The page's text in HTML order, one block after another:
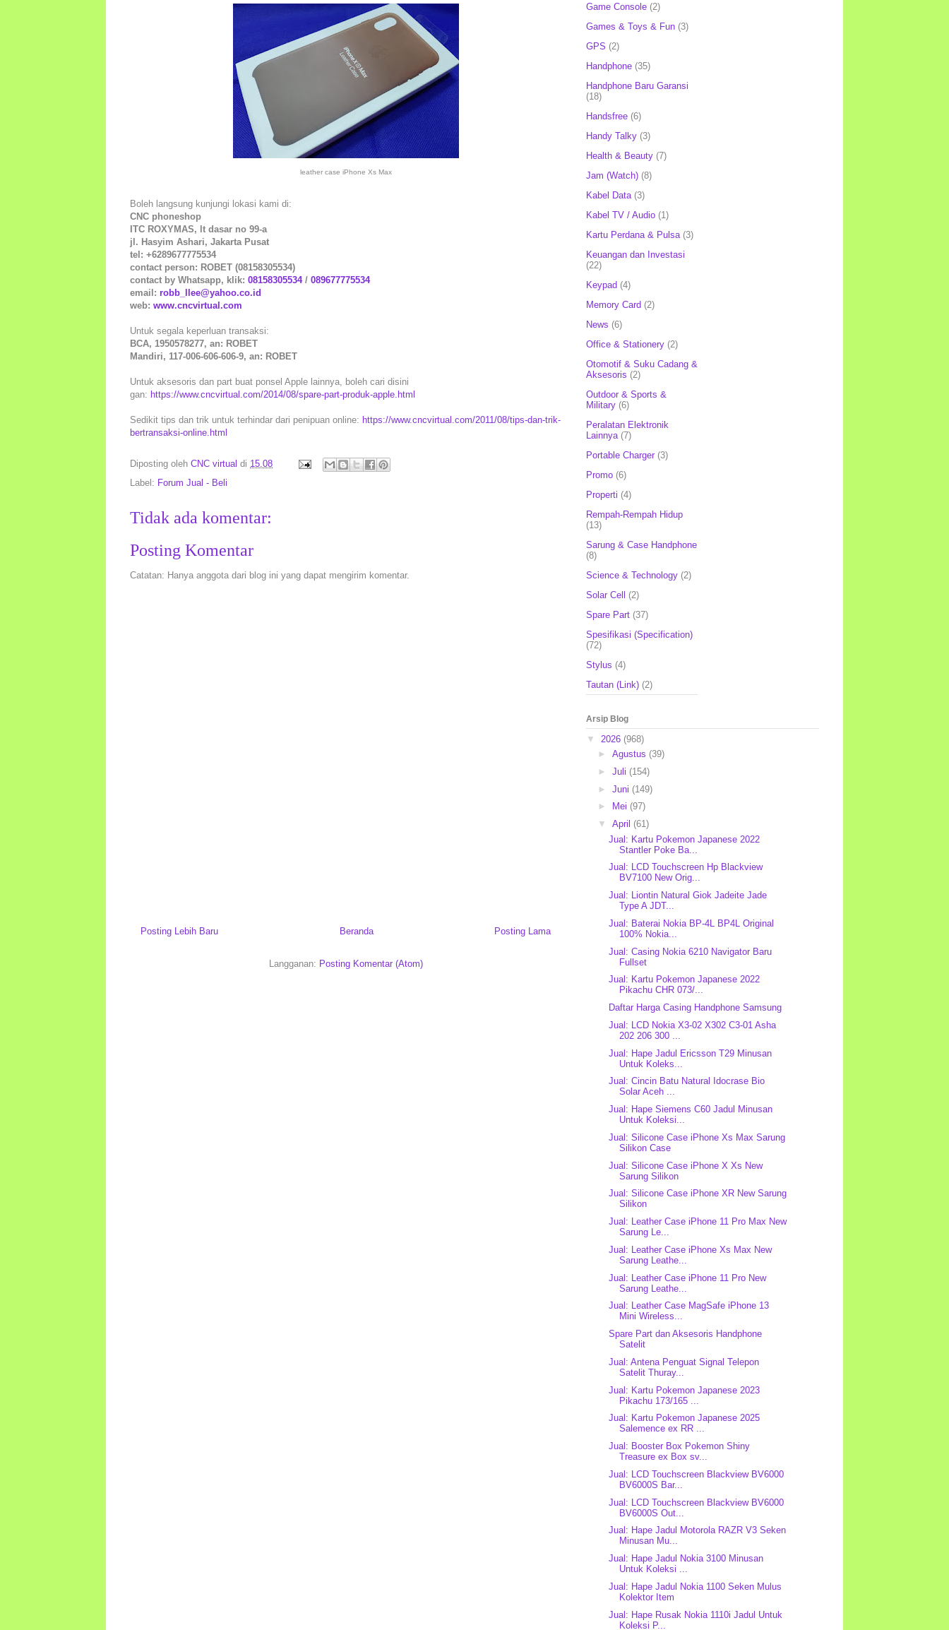
leather case iPhone Xs Max
Boleh langsung kunjungi lokasi kami di:
CNC phoneshop
ITC ROXYMAS, lt dasar no 99-a
jl. Hasyim Ashari, Jakarta Pusat
tel: +6289677775534
contact person: ROBET (08158305534)
contact by Whatsapp, klik: 08158305534/ 089677775534
email: robb_llee@yahoo.co.id
web: www.cncvirtual.com
Untuk segala keperluan transaksi:
BCA, 1950578277, an: ROBET
Mandiri, 117-006-606-606-9, an: ROBET
Untuk aksesoris dan part buat ponsel Apple lainnya, boleh cari disini
gan: https://www.cncvirtual.com/2014/08/spare-part-produk-apple.html
Sedikit tips dan trik untuk terhindar dari penipuan online: https://www.cncvirtual.com/2011/08/tips-dan-trik-
bertransaksi-online.html
Diposting oleh CNC virtual di 15.08
Label: Forum Jual - Beli
Tidak ada komentar:
Posting Komentar
Catatan: Hanya anggota dari blog ini yang dapat mengirim komentar.
Posting Lebih Baru Posting Lama
Beranda
Langganan: Posting Komentar (Atom)
Game Console (2)
Games & Toys & Fun (3)
GPS (2)
Handphone (35)
Handphone Baru Garansi
(18)
Handsfree (6)
Handy Talky (3)
Health & Beauty (7)
Jam (Watch) (8)
Kabel Data (3)
Kabel TV / Audio (1)
Kartu Perdana & Pulsa (3)
Keuangan dan Investasi
(22)
Keypad (4)
Memory Card (2)
News (6)
Office & Stationery (2)
Otomotif & Suku Cadang &
Aksesoris (2)
Outdoor & Sports &
Military (6)
Peralatan Elektronik
Lainnya (7)
Portable Charger (3)
Promo (6)
Properti (4)
Rempah-Rempah Hidup
(13)
Sarung & Case Handphone
(8)
Science & Technology (2)
Solar Cell (2)
Spare Part (37)
Spesifikasi (Specification)
(72)
Stylus (4)
Tautan (Link) (2)
Arsip Blog
▼ 2026 (968)
► Agustus (39)
► Juli (154)
► Juni (149)
►
Mei (97)
▼ April (61)
Jual: Kartu Pokemon Japanese 2022
Stantler Poke Ba...
Jual: LCD Touchscreen Hp Blackview
BV7100 New Orig...
Jual: Liontin Natural Giok Jadeite Jade
Type A JDT...
Jual: Baterai Nokia BP-4L BP4L Original
100% Nokia...
Jual: Casing Nokia 6210 Navigator Baru
Fullset
Jual: Kartu Pokemon Japanese 2022
Pikachu CHR 073/...
Daftar Harga Casing Handphone Samsung
Jual: LCD Nokia X3-02 X302 C3-01 Asha
202 206 300 ...
Jual: Hape Jadul Ericsson T29 Minusan
Untuk Koleks...
Jual: Cincin Batu Natural Idocrase Bio
Solar Aceh ...
Jual: Hape Siemens C60 Jadul Minusan
Untuk Koleksi...
Jual: Silicone Case iPhone Xs Max Sarung
Silikon Case
Jual: Silicone Case iPhone X Xs New
Sarung Silikon
Jual: Silicone Case iPhone XR New Sarung
Silikon
Jual: Leather Case iPhone 11 Pro Max New
Sarung Le...
Jual: Leather Case iPhone Xs Max New
Sarung Leathe...
Jual: Leather Case iPhone 11 Pro New
Sarung Leathe...
Jual: Leather Case MagSafe iPhone 13
Mini Wireless...
Spare Part dan Aksesoris Handphone
Satelit
Jual: Antena Penguat Signal Telepon
Satelit Thuray...
Jual: Kartu Pokemon Japanese 2023
Pikachu 173/165 ...
Jual: Kartu Pokemon Japanese 2025
Salemence ex RR ...
Jual: Booster Box Pokemon Shiny
Treasure ex Box sv...
Jual: LCD Touchscreen Blackview BV6000
BV6000S Bar...
Jual: LCD Touchscreen Blackview BV6000
BV6000S Out...
Jual: Hape Jadul Motorola RAZR V3 Seken
Minusan Mu...
Jual: Hape Jadul Nokia 3100 Minusan
Untuk Koleksi ...
Jual: Hape Jadul Nokia 1100 Seken Mulus
Kolektor Item
Jual: Hape Rusak Nokia 1110i Jadul Untuk
Koleksi P...